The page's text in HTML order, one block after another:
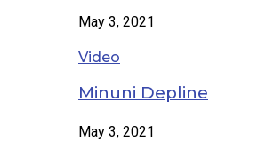
May 3, 2021
Video
Minuni Depline
May 3, 2021